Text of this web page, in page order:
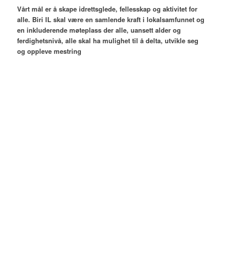
Vårt mål er å skape idrettsglede, fellesskap og aktivitet for
alle. Biri IL skal være en samlende kraft i lokalsamfunnet og
en inkluderende møteplass der alle, uansett alder og
ferdighetsnivå, alle skal ha mulighet til å delta, utvikle seg
og oppleve mestring